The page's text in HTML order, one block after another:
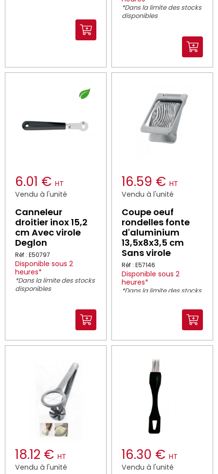
*Dans la limite des stocks
disponibles
6.01 € HT
Vendu à l'unité
Canneleur
droitier inox 15,2
cm Avec virole
Deglon
Réf : E50797
Disponible sous 2
heures*
*Dans la limite des stocks
disponibles
16.59 € HT
Vendu à l'unité
Coupe oeuf
rondelles fonte
d'aluminium
13,5x8x3,5 cm
Sans virole
Réf : E57146
Disponible sous 2
heures*
*Dans la limite des stocks
18.12 € HT
Vendu à l'unité
16.30 € HT
Vendu à l'unité